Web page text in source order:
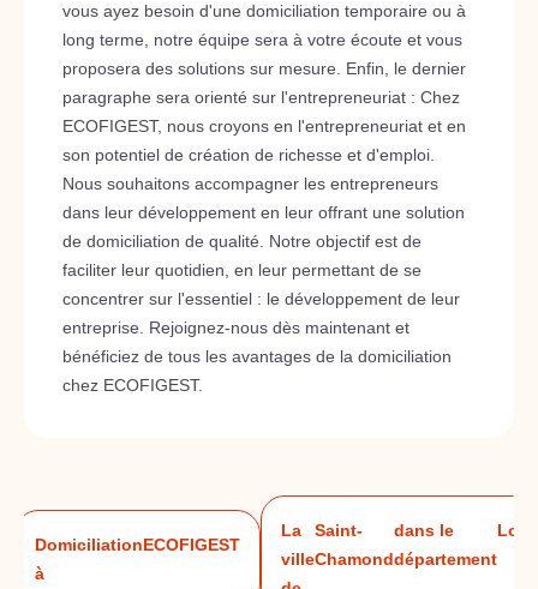
vous ayez besoin d'une domiciliation temporaire ou à
long terme, notre équipe sera à votre écoute et vous
proposera des solutions sur mesure. Enfin, le dernier
paragraphe sera orienté sur l'entrepreneuriat : Chez
ECOFIGEST, nous croyons en l'entrepreneuriat et en
son potentiel de création de richesse et d'emploi.
Nous souhaitons accompagner les entrepreneurs
dans leur développement en leur offrant une solution
de domiciliation de qualité. Notre objectif est de
faciliter leur quotidien, en leur permettant de se
concentrer sur l'essentiel : le développement de leur
entreprise. Rejoignez-nous dès maintenant et
bénéficiez de tous les avantages de la domiciliation
chez ECOFIGEST.
Domiciliation
à
ECOFIGEST
La
ville
Saint-
Chamond
dans le
département
Loire